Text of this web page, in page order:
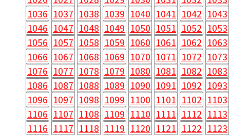
1036 1037 1038 1039 1040 1041 1042 1043
1046 1047 1048 1049 1050 1051 1052 1053
1056 1057 1058 1059 1060 1061 1062 1063
1066 1067 1068 1069 1070 1071 1072 1073
1076 1077 1078 1079 1080 1081 1082 1083
1086 1087 1088 1089 1090 1091 1092 1093
1096 1097 1098 1099 1100 1101 1102 1103
1106 1107 1108 1109 1110 1111 1112 1113
1116 1117 1118 1119 1120 1121 1122 1123